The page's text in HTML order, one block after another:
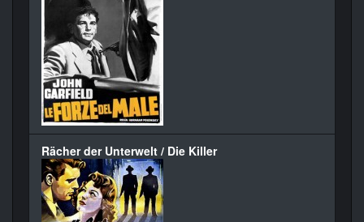
Rächer der Unterwelt / Die Killer